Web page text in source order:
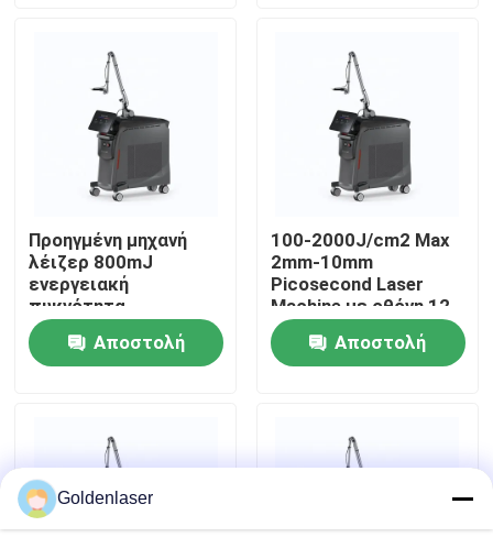
Εμφάνιση VR
Περίπου εμείς
Γύρος εργοστασίων
Ποιοτικός έλεγχος
Ειδήσεις
Ζητήστε ένα απόσπασμα
Προηγμένη μηχανή
λέιζερ 800mJ
ενεργειακή
πυκνότητα
ρυθμιζόμενη ακτίνα
στόχευσηςΑποστολή
100-2000J/cm2 Max
2mm-10mm
Picosecond Laser
Machine με οθόνη 12
ιντσών
Αποστολή
Goldenlaser